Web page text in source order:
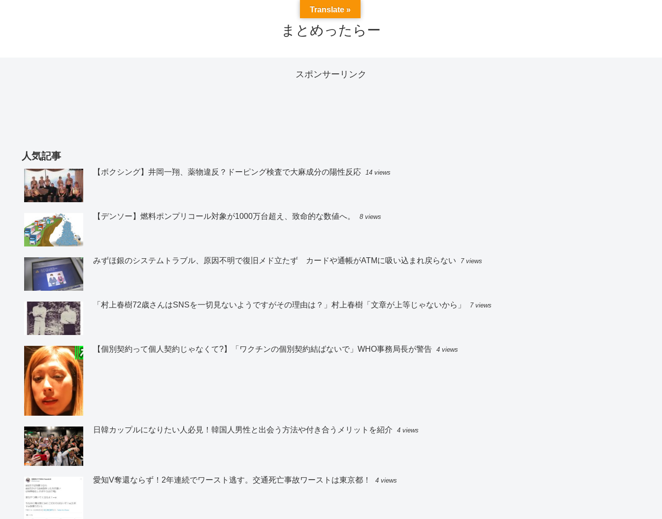
まとめったらー
スポンサーリンク
人気記事
【ボクシング】井岡一翔、薬物違反？ドーピング検査で大麻成分の陽性反応 14 views
【デンソー】燃料ポンプリコール対象が1000万台超え、致命的な数値へ。 8 views
みずほ銀のシステムトラブル、原因不明で復旧メド立たず カードや通帳がATMに吸い込まれ戻らない 7 views
「村上春樹72歳さんはSNSを一切見ないようですがその理由は？」村上春樹「文章が上等じゃないから」 7 views
【個別契約って個人契約じゃなくて?】「ワクチンの個別契約結ばないで」WHO事務局長が警告 4 views
日韓カップルになりたい人必見！韓国人男性と出会う方法や付き合うメリットを紹介 4 views
愛知V奪還ならず！2年連続でワースト逃す。交通死亡事故ワーストは東京都！ 4 views
Translate »